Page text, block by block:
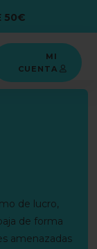
50€
MI
CUENTA
de lucro,
de forma
amenazadas